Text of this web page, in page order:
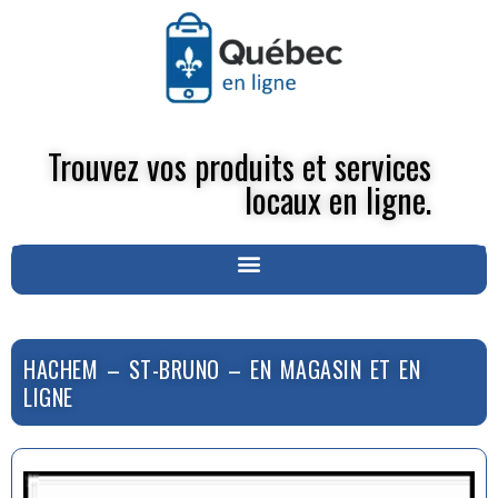
Trouvez vos produits et services
locaux en ligne.
HACHEM – ST-BRUNO – EN MAGASIN ET EN
LIGNE